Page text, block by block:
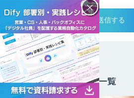
リスキリング
比較検討用記事一覧
×